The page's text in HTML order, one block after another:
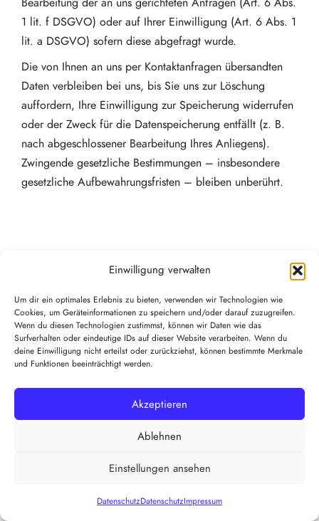
Einwilligung verwalten
Um dir ein optimales Erlebnis zu bieten, verwenden wir Technologien wie
Cookies, um Geräteinformationen zu speichern und/oder darauf zuzugreifen.
Wenn du diesen Technologien zustimmst, können wir Daten wie das
Surfverhalten oder eindeutige IDs auf dieser Website verarbeiten. Wenn du
deine Einwilligung nicht erteilst oder zurückziehst, können bestimmte Merkmale
und Funktionen beeinträchtigt werden.
Akzeptieren
Ablehnen
Einstellungen ansehen
DatenschutzDatenschutzImpressum
1 lit. f DSGVO) oder auf Ihrer Einwilligung (Art. 6 Abs. 1
lit. a DSGVO) sofern diese abgefragt wurde.
Die von Ihnen an uns per Kontaktanfragen übersandten
Daten verbleiben bei uns, bis Sie uns zur Löschung
auffordern, Ihre Einwilligung zur Speicherung widerrufen
oder der Zweck für die Datenspeicherung entfällt (z. B.
nach abgeschlossener Bearbeitung Ihres Anliegens).
Zwingende gesetzliche Bestimmungen – insbesondere
gesetzliche Aufbewahrungsfristen – bleiben unberührt.
Google Web Fonts (lokales Hosting)
Wenn Sie uns per E-Mail, Telefon oder Telefax
kontaktieren, wird Ihre Anfrage inklusive aller daraus
hervorgehenden personenbezogenen Daten (Name,
Anfrage) zum Zwecke der Bearbeitung Ihres Anliegens
bei uns gespeichert und verarbeitet. Diese Daten geben
wir nicht ohne Ihre Einwilligung weiter.
Die Verarbeitung dieser Daten erfolgt auf Grundlage von
Erfüllung eines Vertrags zusammenhängt oder zur
Durchführung vorvertraglicher Maßnahmen erforderlich